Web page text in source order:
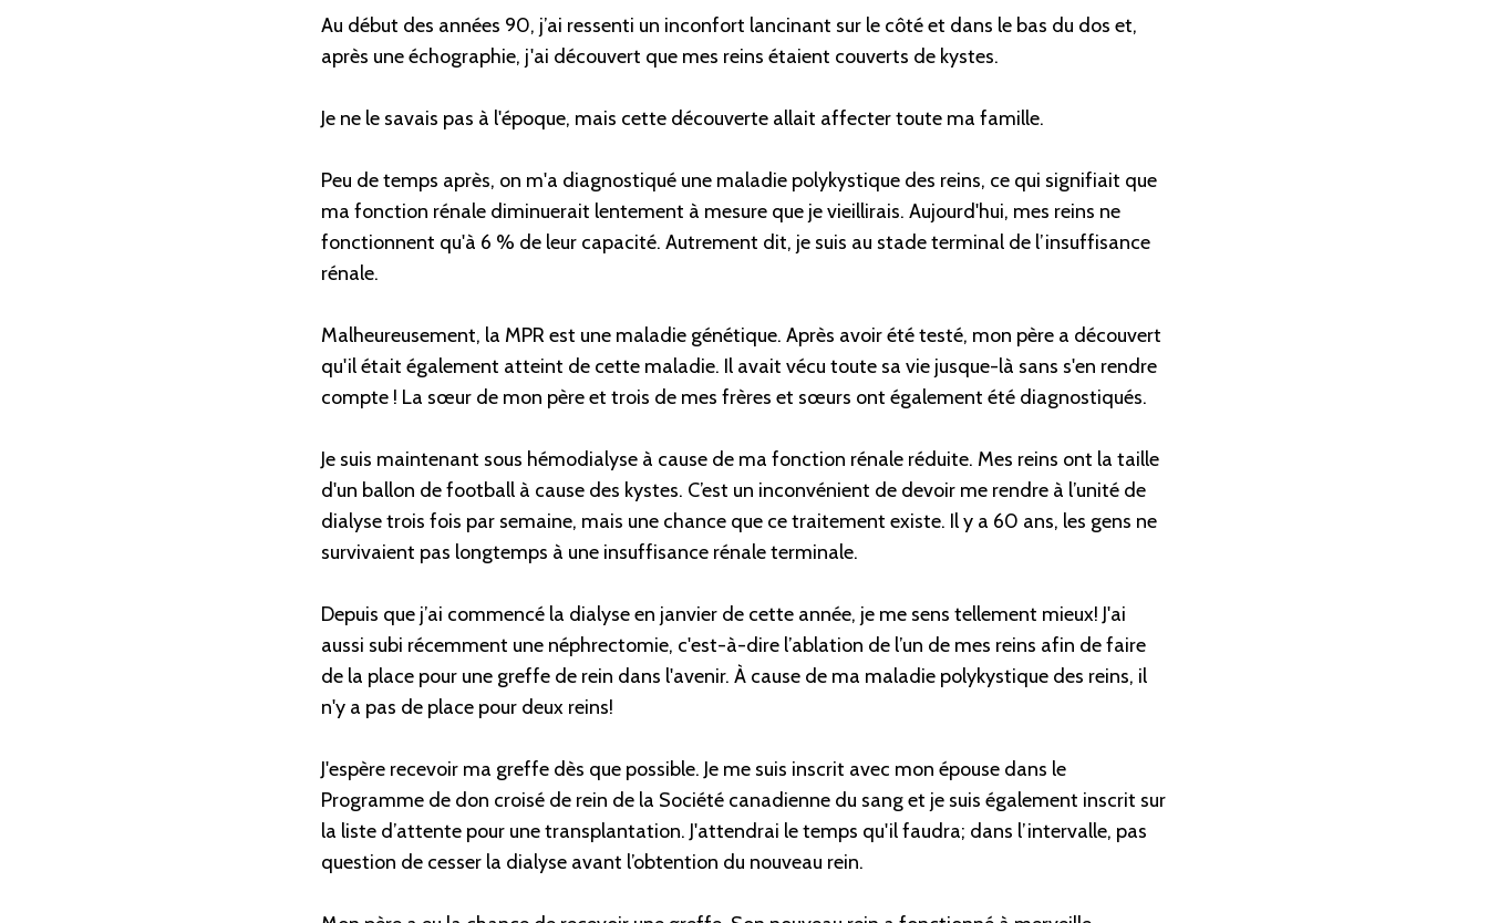
Au début des années 90, j’ai ressenti un inconfort lancinant sur le côté et dans le bas du dos et,
après une échographie, j'ai découvert que mes reins étaient couverts de kystes.
Je ne le savais pas à l'époque, mais cette découverte allait affecter toute ma famille.
Peu de temps après, on m'a diagnostiqué une maladie polykystique des reins, ce qui signifiait que
ma fonction rénale diminuerait lentement à mesure que je vieillirais. Aujourd'hui, mes reins ne
fonctionnent qu'à 6 % de leur capacité. Autrement dit, je suis au stade terminal de l’insuffisance
rénale.
Malheureusement, la MPR est une maladie génétique. Après avoir été testé, mon père a découvert
qu'il était également atteint de cette maladie. Il avait vécu toute sa vie jusque-là sans s'en rendre
compte ! La sœur de mon père et trois de mes frères et sœurs ont également été diagnostiqués.
Je suis maintenant sous hémodialyse à cause de ma fonction rénale réduite. Mes reins ont la taille
d'un ballon de football à cause des kystes. C’est un inconvénient de devoir me rendre à l’unité de
dialyse trois fois par semaine, mais une chance que ce traitement existe. Il y a 60 ans, les gens ne
survivaient pas longtemps à une insuffisance rénale terminale.
Depuis que j’ai commencé la dialyse en janvier de cette année, je me sens tellement mieux! J'ai
aussi subi récemment une néphrectomie, c'est-à-dire l’ablation de l’un de mes reins afin de faire
de la place pour une greffe de rein dans l'avenir. À cause de ma maladie polykystique des reins, il
n'y a pas de place pour deux reins!
J'espère recevoir ma greffe dès que possible. Je me suis inscrit avec mon épouse dans le
Programme de don croisé de rein de la Société canadienne du sang et je suis également inscrit sur
la liste d’attente pour une transplantation. J'attendrai le temps qu'il faudra; dans l’intervalle, pas
question de cesser la dialyse avant l’obtention du nouveau rein.